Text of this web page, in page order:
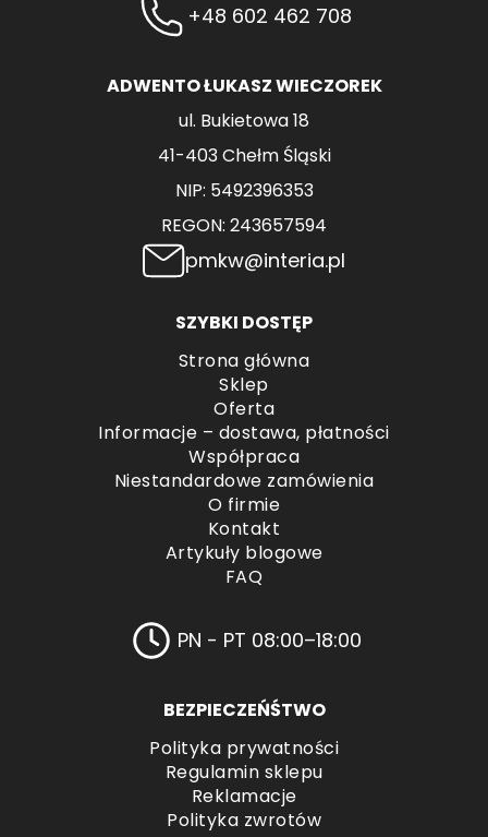
+48 602 462 708
ADWENTO ŁUKASZ WIECZOREK
ul. Bukietowa 18
41-403 Chełm Śląski
NIP: 5492396353
REGON: 243657594
pmkw@interia.pl
SZYBKI DOSTĘP
Strona główna
Sklep
Oferta
Informacje – dostawa, płatności
Współpraca
Niestandardowe zamówienia
O firmie
Kontakt
Artykuły blogowe
FAQ
PN - PT 08:00–18:00
BEZPIECZEŃŚTWO
Polityka prywatności
Regulamin sklepu
Reklamacje
Polityka zwrotów